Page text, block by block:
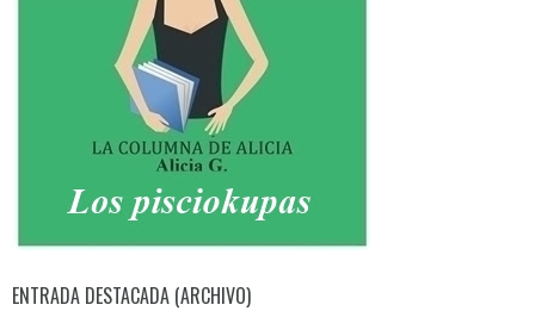
ENTRADA DESTACADA (ARCHIVO)